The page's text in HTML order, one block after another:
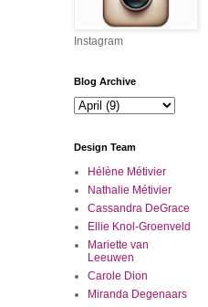
Instagram
Blog Archive
Design Team
Hélène Métivier
Nathalie Métivier
Cassandra DeGrace
Ellie Knol-Groenveld
Mariette van
Leeuwen
Carole Dion
Miranda Degenaars